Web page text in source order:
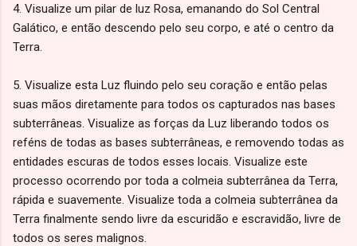
4. Visualize um pilar de luz Rosa, emanando do Sol Central
Galático, e então descendo pelo seu corpo, e até o centro da
Terra.
5. Visualize esta Luz fluindo pelo seu coração e então pelas
suas mãos diretamente para todos os capturados nas bases
subterrâneas. Visualize as forças da Luz liberando todos os
reféns de todas as bases subterrâneas, e removendo todas as
entidades escuras de todos esses locais. Visualize este
processo ocorrendo por toda a colmeia subterrânea da Terra,
rápida e suavemente. Visualize toda a colmeia subterrânea da
Terra finalmente sendo livre da escuridão e escravidão, livre de
todos os seres malignos.